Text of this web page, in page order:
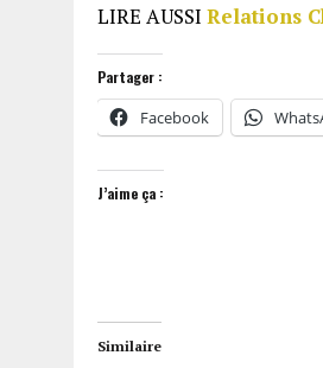
LIRE AUSSI Relations
Partager :
Facebook
J’aime ça :
Similaire